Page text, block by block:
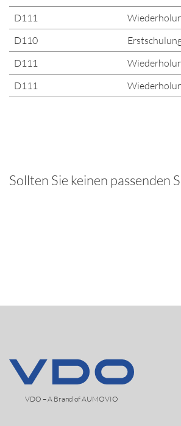
D111
D110
D111
D111
Sollten Sie keinen
VDO – A Brand of AUMOVIO